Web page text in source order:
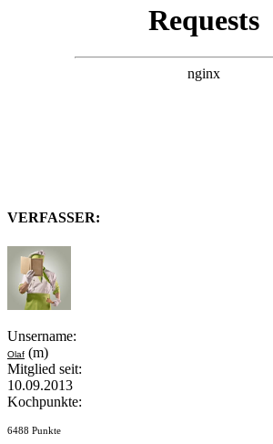
VERFASSER:
Unsername:
Olaf (m)
Mitglied seit:
10.09.2013
Kochpunkte:
6488 Punkte